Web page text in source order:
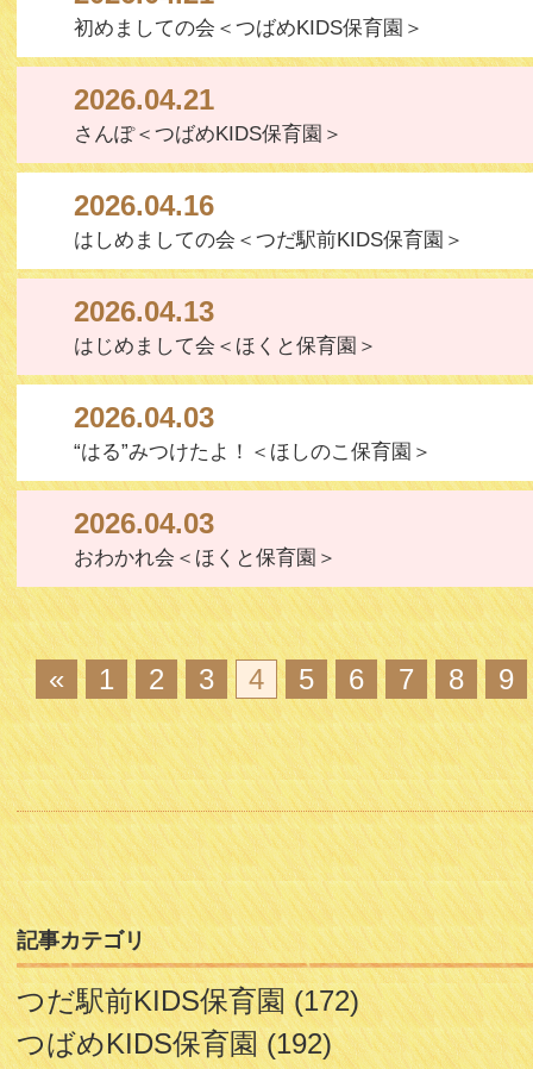
初めましての会＜つばめKIDS保育園＞
2026.04.21
さんぽ＜つばめKIDS保育園＞
2026.04.16
はしめましての会＜つだ駅前KIDS保育園＞
2026.04.13
はじめまして会＜ほくと保育園＞
2026.04.03
“はる”みつけたよ！＜ほしのこ保育園＞
2026.04.03
おわかれ会＜ほくと保育園＞
« 1 2 3 4 5 6 7 8 9
記事カテゴリ
つだ駅前KIDS保育園(172)
つばめKIDS保育園(192)